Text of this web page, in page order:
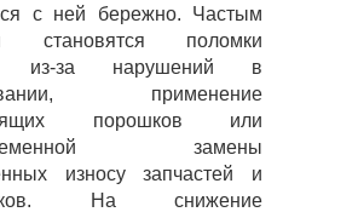
с ней бережно. Частым
становятся поломки
из-за нарушений в
применение
порошков или
замены
износу запчастей и
На снижение